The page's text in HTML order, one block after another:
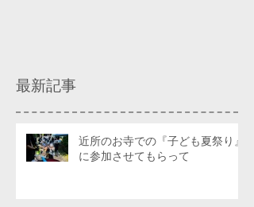
最新記事
近所のお寺での『子ども夏祭り』
に参加させてもらって